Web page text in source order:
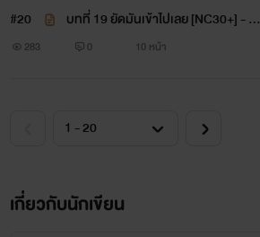
#20
บทที่ 19 ยัดมันเข้าไปเลย [NC30+] - [5
P] 🔥 🔥 🔥
283 0 10 หน้า
เกี่ยวกับนักเขียน